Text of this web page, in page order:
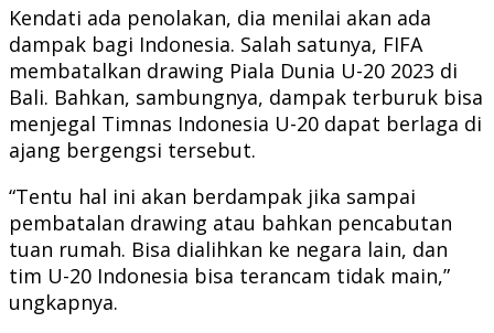
Kendati ada penolakan, dia menilai akan ada
dampak bagi Indonesia. Salah satunya, FIFA
membatalkan drawing Piala Dunia U-20 2023 di
Bali. Bahkan, sambungnya, dampak terburuk bisa
menjegal Timnas Indonesia U-20 dapat berlaga di
ajang bergengsi tersebut.
“Tentu hal ini akan berdampak jika sampai
pembatalan drawing atau bahkan pencabutan
tuan rumah. Bisa dialihkan ke negara lain, dan
tim U-20 Indonesia bisa terancam tidak main,”
ungkapnya.